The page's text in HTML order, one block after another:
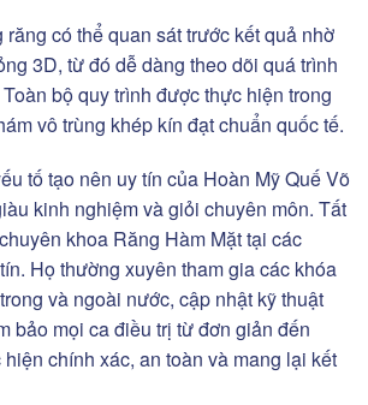
có thể quan sát trước kết quả nhờ
3D, từ đó dễ dàng theo dõi quá trình
bộ quy trình được thực hiện trong
vô trùng khép kín đạt chuẩn quốc tế.
tố tạo nên uy tín của Hoàn Mỹ Quế Võ
kinh nghiệm và giỏi chuyên môn. Tất
khoa Răng Hàm Mặt tại các
Họ thường xuyên tham gia các khóa
và ngoài nước, cập nhật kỹ thuật
bảo mọi ca điều trị từ đơn giản đến
chính xác, an toàn và mang lại kết